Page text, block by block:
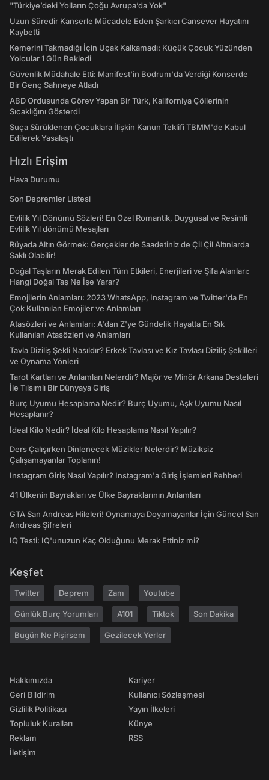
"Türkiye’deki Yolların Çoğu Avrupa’da Yok"
Uzun Süredir Kanserle Mücadele Eden Şarkıcı Cansever Hayatını
Kaybetti
Kemerini Takmadığı İçin Uçak Kalkamadı: Küçük Çocuk Yüzünden
Yolcular 1 Gün Bekledi
Güvenlik Müdahale Etti: Manifest'in Bodrum'da Verdiği Konserde
Bir Genç Sahneye Atladı
ABD Ordusunda Görev Yapan Bir Türk, Kaliforniya Çöllerinin
Sıcaklığını Gösterdi
Suça Sürüklenen Çocuklara İlişkin Kanun Teklifi TBMM'de Kabul
Edilerek Yasalaştı
Hızlı Erişim
Hava Durumu
Son Depremler Listesi
Evlilik Yıl Dönümü Sözleri! En Özel Romantik, Duygusal ve Resimli
Evlilik Yıl dönümü Mesajları
Rüyada Altın Görmek: Gerçekler de Saadetiniz de Çil Çil Altınlarda
Saklı Olabilir!
Doğal Taşların Merak Edilen Tüm Etkileri, Enerjileri ve Şifa Alanları:
Hangi Doğal Taş Ne İşe Yarar?
Emojilerin Anlamları: 2023 WhatsApp, Instagram ve Twitter'da En
Çok Kullanılan Emojiler ve Anlamları
Atasözleri ve Anlamları: A'dan Z'ye Gündelik Hayatta En Sık
Kullanılan Atasözleri ve Anlamları
Tavla Diziliş Şekli Nasıldır? Erkek Tavlası ve Kız Tavlası Diziliş Şekilleri
ve Oynama Yönleri
Tarot Kartları ve Anlamları Nelerdir? Majör ve Minör Arkana Desteleri
İle Tılsımlı Bir Dünyaya Giriş
Burç Uyumu Hesaplama Nedir? Burç Uyumu, Aşk Uyumu Nasıl
Hesaplanır?
İdeal Kilo Nedir? İdeal Kilo Hesaplama Nasıl Yapılır?
Ders Çalışırken Dinlenecek Müzikler Nelerdir? Müziksiz
Çalışamayanlar Toplanın!
Instagram Giriş Nasıl Yapılır? Instagram'a Giriş İşlemleri Rehberi
41 Ülkenin Bayrakları ve Ülke Bayraklarının Anlamları
GTA San Andreas Hileleri! Oynamaya Doyamayanlar İçin Güncel San
Andreas Şifreleri
IQ Testi: IQ'unuzun Kaç Olduğunu Merak Ettiniz mi?
Keşfet
Twitter Deprem Zam Youtube
Günlük Burç Yorumları A101 Tiktok Son Dakika
Bugün Ne Pişirsem Gezilecek Yerler
Hakkımızda
Geri Bildirim
Gizlilik Politikası
Topluluk Kuralları
Reklam
İletişim
Kariyer
Kullanıcı Sözleşmesi
Yayın İlkeleri
Künye
RSS